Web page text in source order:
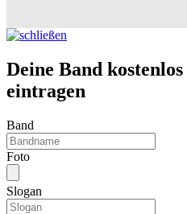
Deine Band
eintragen
Band
Foto
Slogan